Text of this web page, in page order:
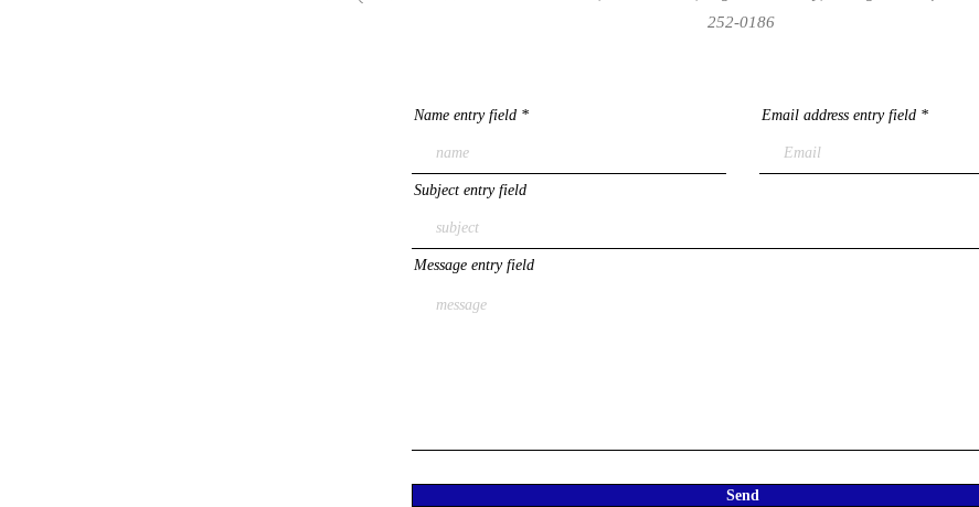
252-0186
Name entry field Email address entry field
Subject entry field
Message entry field
Send